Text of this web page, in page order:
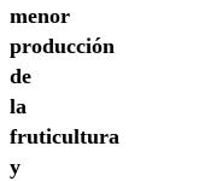
menor
producción
de
la
fruticultura
y